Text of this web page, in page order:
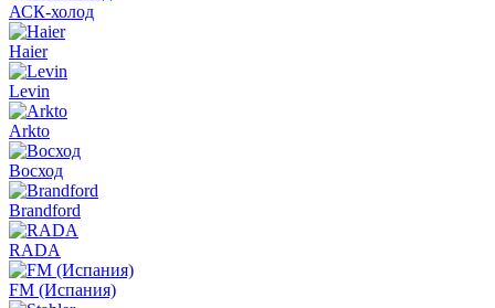
АСК-холод
Haier
Levin
Arkto
Восход
Brandford
RADA
FM (Испания)